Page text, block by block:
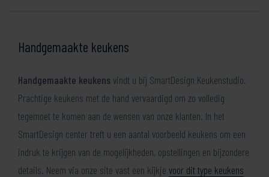
Handgemaakte keukens
Handgemaakte keukens vindt u bij SmartDesign Keukenstudio.
Prachtige keukens met de hand vervaardigd om zo volledig
tegemoet te komen aan de wensen van onze klanten. In het
SmartDesign center treft u een aantal voorbeeld keukens om een
indruk te krijgen van de mogelijkheden, opstellingen en bijzondere
details. Neem via onze site vast een kijkje voor dit type keukens